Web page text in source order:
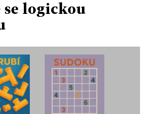
se logickou